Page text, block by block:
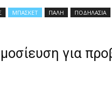
ΜΠΑΣΚΕΤ ΠΑΛΗ ΠΟΔΗΛΑΣΙΑ
για